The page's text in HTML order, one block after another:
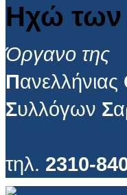
Ηχώ των
Όργανο της
Πανελλήνιας
Συλλόγων Σ
τηλ. 2310-